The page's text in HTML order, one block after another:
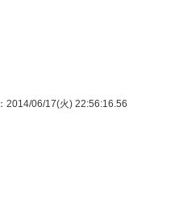
：2014/06/17(火) 22:56:16.56